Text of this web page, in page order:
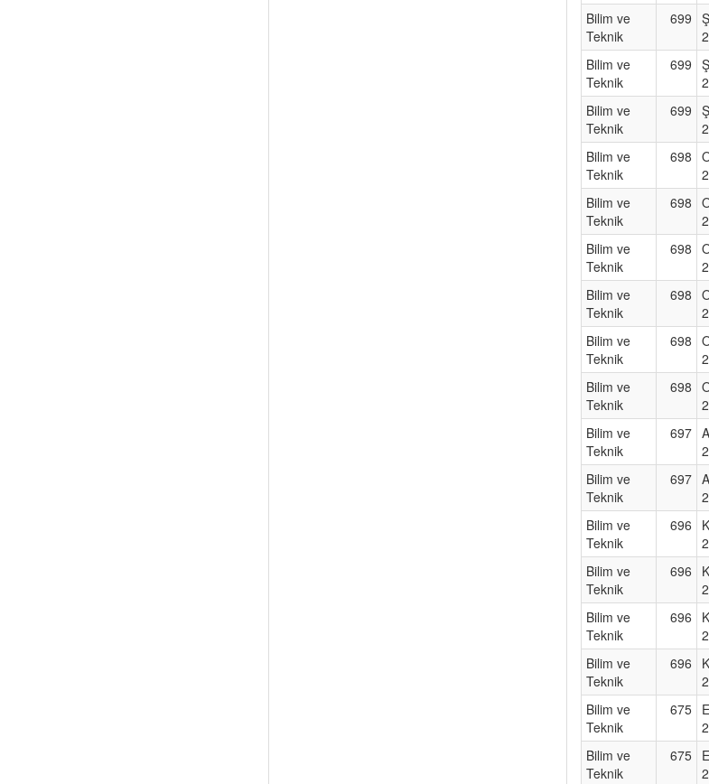
Bilim ve
Teknik
699
Bilim ve
Teknik
699
Bilim ve
Teknik
699
Bilim ve
Teknik
698
Bilim ve
Teknik
698
Bilim ve
Teknik
698
Bilim ve
Teknik
698
Bilim ve
Teknik
698
Bilim ve
Teknik
698
Bilim ve
Teknik
697
Bilim ve
Teknik
697
Bilim ve
Teknik
696
Bilim ve
Teknik
696
Bilim ve
Teknik
696
Bilim ve
Teknik
696
Bilim ve
Teknik
675
Bilim ve
Teknik
675